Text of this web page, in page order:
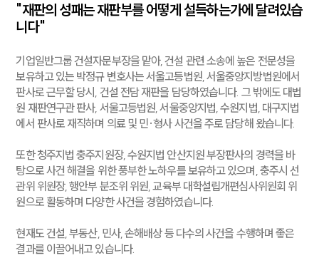
센터소개
센터소개
대륜의 강점
오시는 길
글로벌 파트너 로펌
고객의 소리
"재판의 성패는 재판부를 어떻게 설득하는가에 달려있습
니다"
기업일반그룹 건설자문부장을 맡아, 건설 관련 소송에 높은 전문성을
보유하고 있는 박정규 변호사는 서울고등법원, 서울중앙지방법원에서
판사로 근무할 당시, 건설 전담 재판을 담당하였습니다. 그 밖에도 대법
원 재판연구관 판사, 서울고등법원, 서울중앙지법, 수원지법, 대구지법
에서 판사로 재직하며 의료 및 민·형사 사건을 주로 담당해 왔습니다.
또한 청주지법 충주지원장, 수원지법 안산지원 부장판사의 경력을 바
탕으로 사건 해결을 위한 풍부한 노하우를 보유하고 있으며, 충주시 선
관위 위원장, 행안부 분조위 위원, 교육부 대학설립개편심사위원회 위
원으로 활동하며 다양한 사건을 경험하였습니다.
현재도 건설, 부동산, 민사, 손해배상 등 다수의 사건을 수행하며 좋은
결과를 이끌어내고 있습니다.